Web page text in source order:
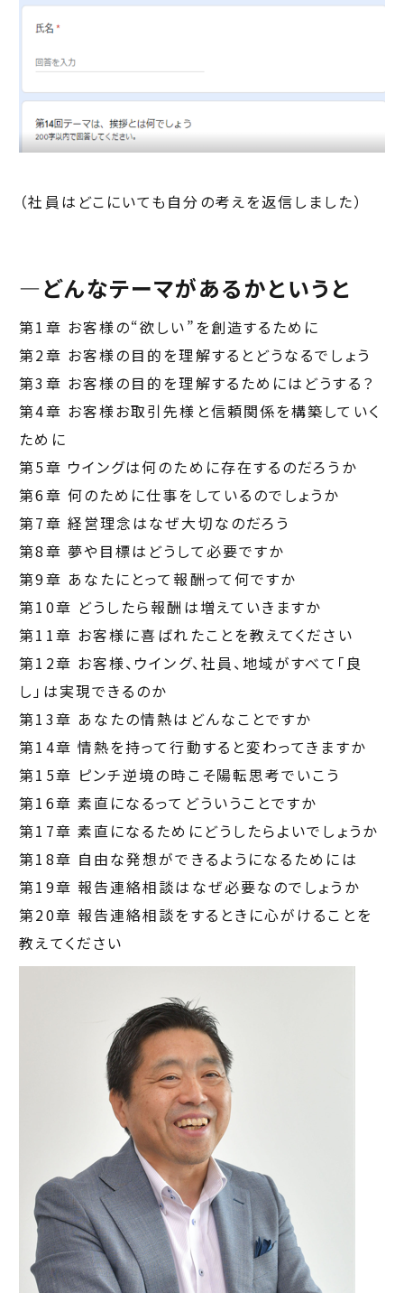
（社員はどこにいても自分の考えを返信しました）
―どんなテーマがあるかというと
第1章 お客様の“欲しい”を創造するために
第2章 お客様の目的を理解するとどうなるでしょう
第3章 お客様の目的を理解するためにはどうする？
第4章 お客様お取引先様と信頼関係を構築していく
ために
第5章 ウイングは何のために存在するのだろうか
第6章 何のために仕事をしているのでしょうか
第7章 経営理念はなぜ大切なのだろう
第8章 夢や目標はどうして必要ですか
第9章 あなたにとって報酬って何ですか
第10章 どうしたら報酬は増えていきますか
第11章 お客様に喜ばれたことを教えてください
第12章 お客様、ウイング、社員、地域がすべて「良
し」は実現できるのか
第13章 あなたの情熱はどんなことですか
第14章 情熱を持って行動すると変わってきますか
第15章 ピンチ逆境の時こそ陽転思考でいこう
第16章 素直になるってどういうことですか
第17章 素直になるためにどうしたらよいでしょうか
第18章 自由な発想ができるようになるためには
第19章 報告連絡相談はなぜ必要なのでしょうか
第20章 報告連絡相談をするときに心がけることを
教えてください